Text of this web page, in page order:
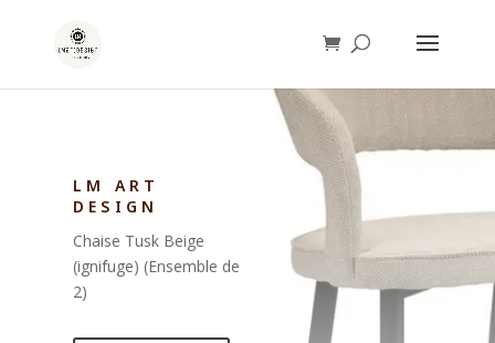
LM ART
DESIGN
Chaise Tusk Beige
(ignifuge) (Ensemble de
2)